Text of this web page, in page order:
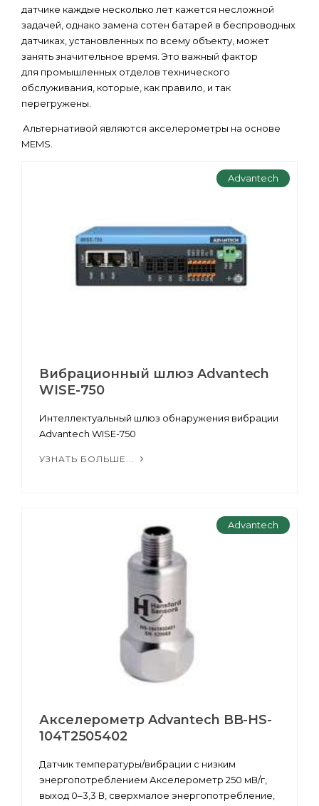
датчике каждые несколько лет кажется несложной
задачей, однако замена сотен батарей в беспроводных
датчиках, установленных по всему объекту, может
занять значительное время. Это важный фактор
для промышленных отделов технического
обслуживания, которые, как правило, и так
перегружены.
Альтернативой являются акселерометры на основе
MEMS.
Advantech
Вибрационный шлюз Advantech
WISE-750
Интеллектуальный шлюз обнаружения вибрации
Advantech WISE-750
УЗНАТЬ БОЛЬШЕ...
Advantech
Акселерометр Advantech BB-HS-
104T2505402
Датчик температуры/вибрации с низким
энергопотреблением Акселерометр 250 мВ/г,
выход 0–3,3 В, сверхмалое энергопотребление,